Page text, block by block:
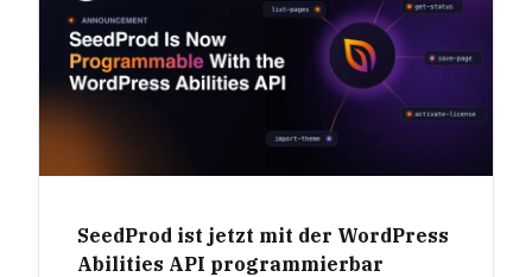
SeedProd ist jetzt mit der WordPress
Abilities API programmierbar